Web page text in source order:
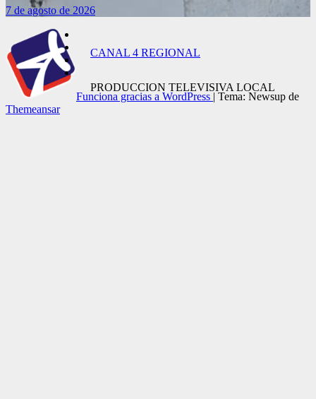
7 de agosto de 2026
CANAL 4 REGIONAL
PRODUCCION TELEVISIVA LOCAL
Funciona gracias a WordPress | Tema: Newsup de
Themeansar